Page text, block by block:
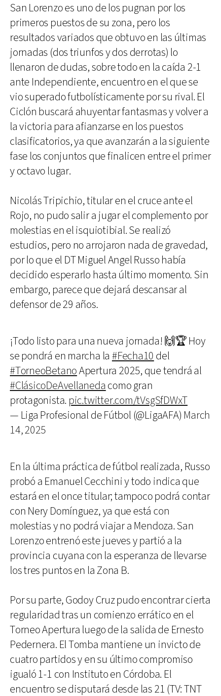
San Lorenzo es uno de los pugnan por los
primeros puestos de su zona, pero los
resultados variados que obtuvo en las últimas
jornadas (dos triunfos y dos derrotas) lo
llenaron de dudas, sobre todo en la caída 2-1
ante Independiente, encuentro en el que se
vio superado futbolísticamente por su rival. El
Ciclón buscará ahuyentar fantasmas y volver a
la victoria para afianzarse en los puestos
clasificatorios, ya que avanzarán a la siguiente
fase los conjuntos que finalicen entre el primer
y octavo lugar.
Nicolás Tripichio, titular en el cruce ante el
Rojo, no pudo salir a jugar el complemento por
molestias en el isquiotibial. Se realizó
estudios, pero no arrojaron nada de gravedad,
por lo que el DT Miguel Angel Russo había
decidido esperarlo hasta último momento. Sin
embargo, parece que dejará descansar al
defensor de 29 años.
¡Todo listo para una nueva jornada! 🙌🏆 Hoy
se pondrá en marcha la #Fecha10 del
#TorneoBetanoApertura 2025, que tendrá al
#ClásicoDeAvellaneda como gran
protagonista. pic.twitter.com/tVsgSfDWxT
— Liga Profesional de Fútbol (@LigaAFA) March
14, 2025
En la última práctica de fútbol realizada, Russo
probó a Emanuel Cecchini y todo indica que
estará en el once titular; tampoco podrá contar
con Nery Domínguez, ya que está con
molestias y no podrá viajar a Mendoza. San
Lorenzo entrenó este jueves y partió a la
provincia cuyana con la esperanza de llevarse
los tres puntos en la Zona B.
Por su parte, Godoy Cruz pudo encontrar cierta
regularidad tras un comienzo errático en el
Torneo Apertura luego de la salida de Ernesto
Pedernera. El Tomba mantiene un invicto de
cuatro partidos y en su último compromiso
igualó 1-1 con Instituto en Córdoba. El
encuentro se disputará desde las 21 (TV: TNT